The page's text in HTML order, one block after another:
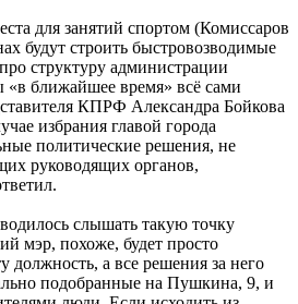
для занятий спортом (Комиссаров
будут строить быстровозводимые
структуру администрации
«в ближайшее время» всё сами
КПРФ Александра Бойкова
избрания главой города
политические решения, не
руководящих органов,
слышать такую точку
мэр, похоже, будет просто
должность, а все решения за него
подобранные на Пушкина, 9, и